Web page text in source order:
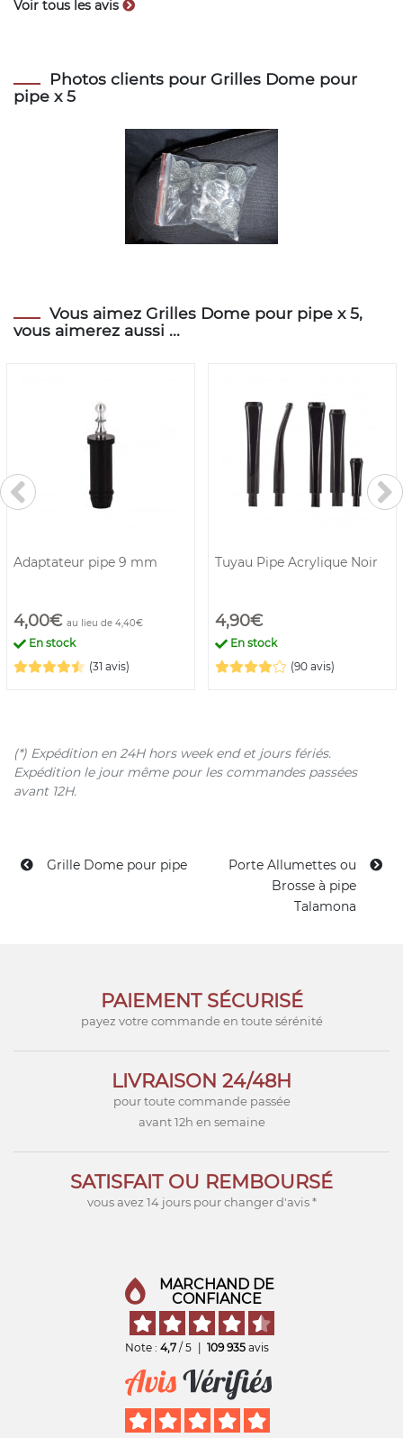
Voir tous les avis
Photos clients pour Grilles Dome pour
pipe x 5
Vous aimez Grilles Dome pour pipe x 5,
vous aimerez aussi ...
Adaptateur pipe 9 mm
4,00€ au lieu de 4,40€
En stock
(31 avis)
Tuyau Pipe Acrylique Noir
4,90€
En stock
(90 avis)
(*) Expédition en 24H hors week end et jours fériés.
Expédition le jour même pour les commandes passées
avant 12H.
Grille Dome pour pipe
Porte Allumettes ou
Brosse à pipe
Talamona
PAIEMENT SÉCURISÉ
payez votre commande en toute sérénité
LIVRAISON 24/48H
pour toute commande passée
avant 12h en semaine
SATISFAIT OU REMBOURSÉ
vous avez 14 jours pour changer d'avis *
MARCHAND DE
CONFIANCE
Note : 4,7 / 5 109 935 avis